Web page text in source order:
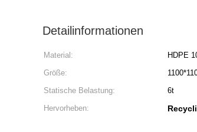
Detailinformationen
Material: HDPE
Größe:
Statische Belastung:
6t
Hervorheben: